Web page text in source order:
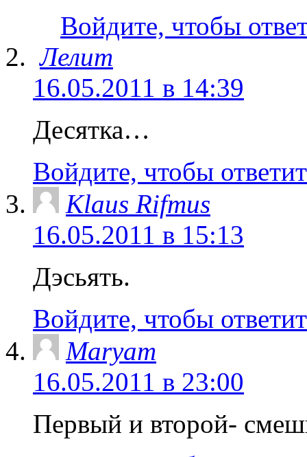
Войдите, чтобы
Лелит
16.05.2011 в 14:39
Десятка…
Войдите, чтобы
Klaus Rifmus
16.05.2011 в 15:13
Дэсьять.
Войдите, чтобы
Maryam
16.05.2011 в 23:00
Первый и второй-